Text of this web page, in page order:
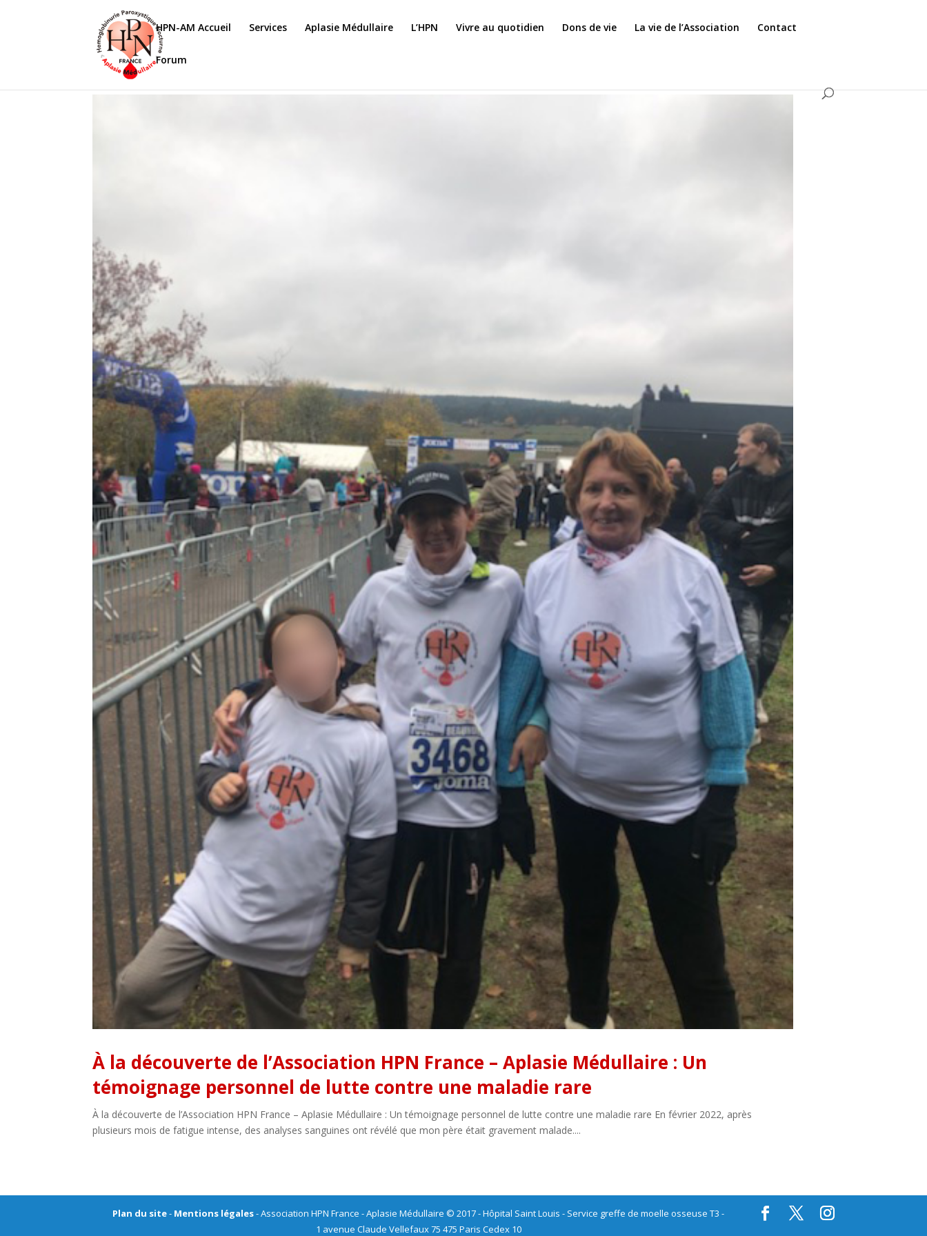
HPN-AM Accueil Services Aplasie Médullaire L’HPN Vivre au quotidien Dons de vie La vie de l’Association Contact
Forum
À la découverte de l’Association HPN France – Aplasie Médullaire : Un
témoignage personnel de lutte contre une maladie rare
À la découverte de l’Association HPN France – Aplasie Médullaire : Un témoignage personnel de lutte contre une maladie rare En février 2022, après
plusieurs mois de fatigue intense, des analyses sanguines ont révélé que mon père était gravement malade....
Plan du site- Mentions légales- Association HPN France - Aplasie Médullaire © 2017 - Hôpital Saint Louis - Service greffe de moelle osseuse T3 -
1 avenue Claude Vellefaux 75 475 Paris Cedex 10